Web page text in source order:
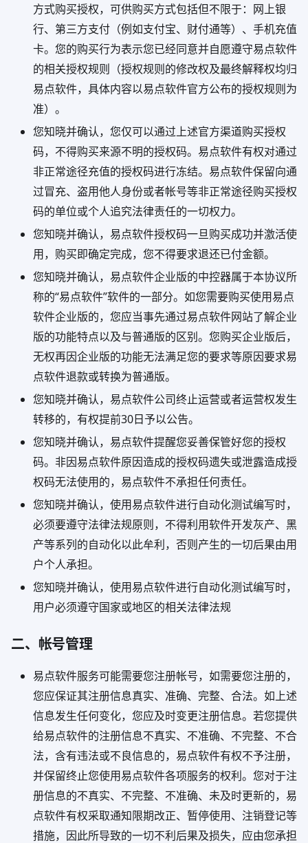
方式购买授权，可供购买方式包括但不限于：网上银
行、第三方支付（例如支付宝、财付通等）、手机充值
卡。您的购买行为表示您已经同意并自愿遵守易点软件
的相关授权规则（授权规则的修改权及最终解释权均归
易点软件，具体内容以易点软件官方公布的授权规则为
准）。
您知晓并确认，您仅可以通过上述官方渠道购买授权
码，不得购买来源不明的授权码。易点软件有权对通过
非正常途径充值的授权码进行冻结。易点软件保留向通
过冒充、盗用他人身份或者帐号等非正常途径购买授权
码的单位或个人追究法律责任的一切权力。
您知晓并确认，易点软件授权码一旦购买成功并激活使
用，购买即确定完成，您不得要求退还已付金额。
您知晓并确认，易点软件企业版的中控器属于本协议所
称的“易点软件”软件的一部分。如您需要购买使用易点
软件企业版的，您应当事先通过易点软件网站了解企业
版的功能特点以及与普通版的区别。您购买企业版后，
无权再因企业版的功能无法满足您的要求等原因要求易
点软件退款或转换为普通版。
您知晓并确认，易点软件公司终止运营或者运营权发生
转移的，有权提前30日予以公告。
您知晓并确认，易点软件提醒您妥善保管好您的授权
码。非因易点软件原因造成的授权码遗失或泄露造成授
权码无法使用的，易点软件不承担任何责任。
您知晓并确认，使用易点软件进行自动化测试编写时，
必须要遵守法律法规原则， 不得利用软件开发灰产、黑
产等系列的自动化以此牟利，否则产生的一切后果由用
户个人承担。
您知晓并确认，使用易点软件进行自动化测试编写时，
用户必须遵守国家或地区的相关法律法规
二、帐号管理
易点软件服务可能需要您注册帐号，如需要您注册的，
您应保证其注册信息真实、准确、完整、合法。如上述
信息发生任何变化，您应及时变更注册信息。若您提供
给易点软件的注册信息不真实、不准确、不完整、不合
法，含有违法或不良信息的，易点软件有权不予注册，
并保留终止您使用易点软件各项服务的权利。您对于注
册信息的不真实、不完整、不准确、未及时更新的，易
点软件有权采取通知限期改正、暂停使用、注销登记等
措施，因此所导致的一切不利后果及损失，应由您承担